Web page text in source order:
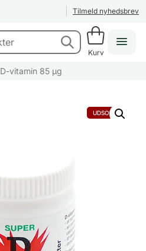
Tilmeld nyhedsbrev
Kurv
D-vitamin 85 µg
UDSOLGT